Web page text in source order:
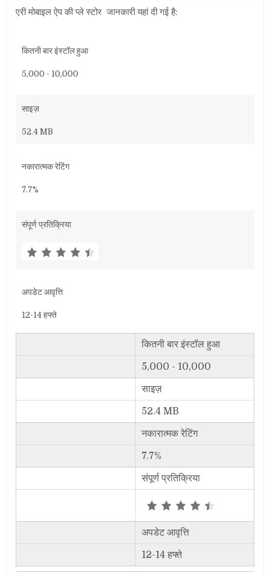
एरी मोबाइल ऐप कीप्ले स्टोरजानकारी यहां दी गई है:
कितनी बार इंस्टॉल हुआ
5,000 - 10,000
साइज़
52.4 MB
नकारात्मक रेटिंग
7.7%
संपूर्ण प्रतिक्रिया
अपडेट आवृत्ति
12-14 हफ्ते
कितनी बार इंस्टॉल हुआ
5,000 - 10,000
साइज़
52.4 MB
नकारात्मक रेटिंग
7.7%
संपूर्ण प्रतिक्रिया
अपडेट आवृत्ति
12-14 हफ्ते